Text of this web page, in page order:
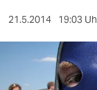
21.5.2014 19:03